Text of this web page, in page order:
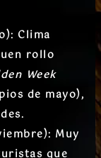
Clima
rollo
Week
de mayo),
Muy